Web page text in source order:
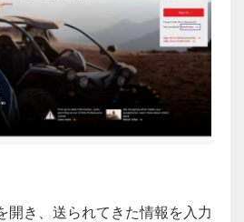
開き、送られてきた情報を入力